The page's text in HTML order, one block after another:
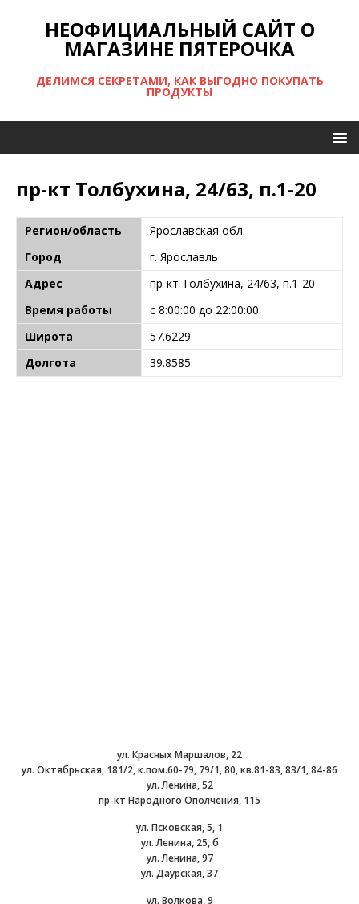
НЕОФИЦИАЛЬНЫЙ САЙТ О
МАГАЗИНЕ ПЯТЕРОЧКА
ДЕЛИМСЯ СЕКРЕТАМИ, КАК ВЫГОДНО ПОКУПАТЬ
ПРОДУКТЫ
пр-кт Толбухина, 24/63, п.1-20
Регион/область
Ярославская обл.
Город
г. Ярославль
Адрес
пр-кт Толбухина, 24/63, п.1-20
Время работы
с 8:00:00 до 22:00:00
Широта
57.6229
Долгота
39.8585
ул. Красных Маршалов, 22
ул. Октябрьская, 181/2, к.пом.60-79, 79/1, 80, кв.81-83, 83/1, 84-86
ул. Ленина, 52
пр-кт Народного Ополчения, 115
ул. Псковская, 5, 1
ул. Ленина, 25, б
ул. Ленина, 97
ул. Даурская, 37
ул. Волкова, 9